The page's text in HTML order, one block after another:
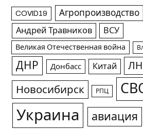
COVID19 Агропроизводство
Андрей Травников ВСУ
Великая Отечественная война
ДНР Донбасс Китай
Новосибирск РПЦ
Украина авиация